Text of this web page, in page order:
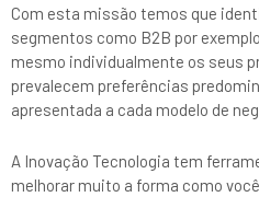
Com esta missão temos que
segmentos como B2B por
mesmo individualmente os seus
prevalecem preferências
apresentada a cada modelo de
A Inovação Tecnologia tem
melhorar muito a forma como